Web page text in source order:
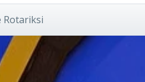
Rotariksi